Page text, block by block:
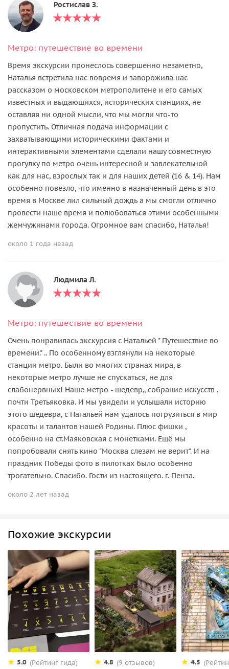
Ростислав З.
Метро: путешествие во времени
Время экскурсии пронеслось совершенно незаметно,
Наталья встретила нас вовремя и заворожила нас
рассказом о московском метрополитене и его самых
известных и выдающихся, исторических станциях, не
оставляя ни одной мысли, что мы могли что-то
пропустить. Отличная подача информации с
захватывающими историческими фактами и
интерактивными элементами сделали нашу совместную
прогулку по метро очень интересной и завлекательной
как для нас, взрослых так и для наших детей (16 & 14). Нам
особенно повезло, что именно в назначенный день в это
время в Москве лил сильный дождь а мы смогли отлично
провести наше время и полюбоваться этими особенными
жемчужинами города. Огромное вам спасибо, Наталья!
около 1 года назад
Людмила Л.
Метро: путешествие во времени
Очень понравилась экскурсия с Натальей " Путешествие во
времени." .. По особенному взглянули на некоторые
станции метро. Были во многих странах мира, в
некоторые метро лучше не спускаться, не для
слабонервных! Наше метро - шедевр,, собрание искусств ,
почти Третьяковка. И мы увидели и услышали историю
этого шедевра, с Натальей нам удалось погрузиться в мир
красоты и талантов нашей Родины. Плюс фишки ,
особенно на ст.Маяковская с монетками. Ещё мы
попробовали снять кино "Москва слезам не верит". И на
праздник Победы фото в пилотках было особенно
трогательно. Спасибо. Гости из настоящего. г. Пенза.
около 2 лет назад
Похожие экскурсии
5.0 (Рейтинг гида) 4.8 (9 отзывов) 4.5